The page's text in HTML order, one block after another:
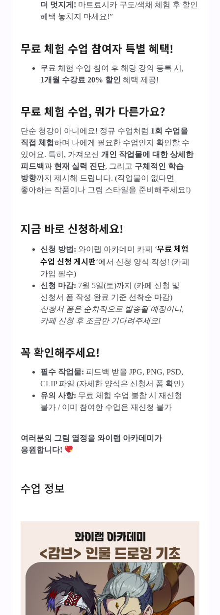
더 멋지게! 마트료시카 구도/색채 체험 후 할인
혜택 놓치지 마세요!”
무료 체험 수업 참여자 특별 혜택!
무료 체험 수업 참여 후 해당 강의 등록 시,
1개월 수강료 20% 할인 혜택 제공!
무료 체험 수업, 뭐가 다른가요?
단순 청강이 아니에요! 정규 수업처럼 1회 수업을
직접 체험하며 나에게 필요한 수업인지 확인할 수
있어요. 특히, 가져오신 개인 작업물에 대한 상세한
피드백과 현재 실력 진단, 그리고 구체적인 학습
방향까지 제시해 드립니다. (작업물이 없다면
좋아하는 작품이나 그림 스타일을 준비해주세요!)
지금 바로 신청하세요!
신청 방법: 와이랩 아카데미 카페 ‘무료 체험
수업 신청 게시판‘에서 신청 양식 작성! (카페
가입 필수)
신청 마감: 7월 5일(토)까지 (카페 신청 및
신청서 폼 작성 완료 기준 선착순 마감)
신청서 폼은 순차적으로 발송될 예정이니,
카페 신청 후 조금만 기다려주세요!
꼭 확인해주세요!
필수 작업물: 피드백 받을 JPG, PNG, PSD,
CLIP 파일 (자세한 양식은 신청서 폼 확인)
유의 사항: 무료 체험 수업 불참 시 재신청
불가 / 이미 참여한 수업은 재신청 불가
여러분의 그림 열정을 와이랩 아카데미가
응원합니다!
수업 정보